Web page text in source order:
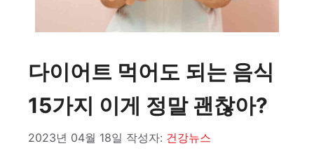
다이어트 먹어도 되는 음식
15가지 이게 정말 괜찮아?
2023년 04월 18일 작성자: 건강뉴스